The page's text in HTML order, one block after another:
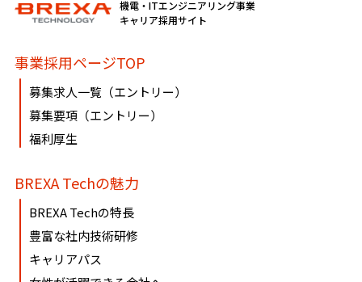
必要に応じて窓口までご連絡ください。
《個人情報相談窓口》
東京都千代田区丸の内1-8-3 丸の内トラストタワー本館16・
17階
株式会社BREXA Technology
個人情報保護管理者：吉野 貴博
TEL:03-3286-4777 FAX:03-3286-4778
機電・ITエンジニアリング事業
キャリア採用サイト
事業採用ページTOP
募集求人一覧（エントリー）
募集要項（エントリー）
福利厚生
BREXA Techの魅力
BREXA Techの特長
豊富な社内技術研修
キャリアパス